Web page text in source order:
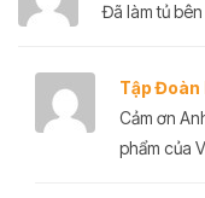
Đã làm tủ
Tập Đoàn
Cảm ơn
phẩm của